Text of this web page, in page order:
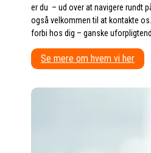
er du – ud over at navigere rundt
også velkommen til at kontakte
forbi hos dig – ganske
Se mere om hvem vi her